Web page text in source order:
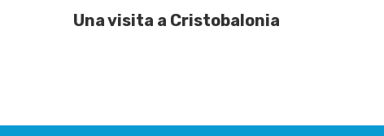
Una visita a Cristobalonia